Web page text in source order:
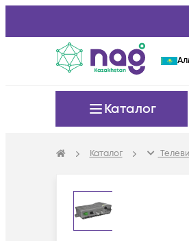
Каталог
Каталог